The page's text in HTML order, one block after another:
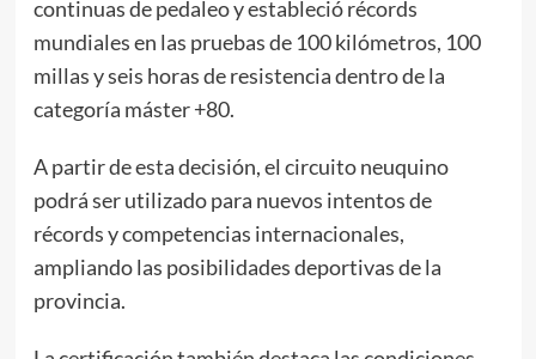
continuas de pedaleo y estableció récords
mundiales en las pruebas de 100 kilómetros, 100
millas y seis horas de resistencia dentro de la
categoría máster +80.
A partir de esta decisión, el circuito neuquino
podrá ser utilizado para nuevos intentos de
récords y competencias internacionales,
ampliando las posibilidades deportivas de la
provincia.